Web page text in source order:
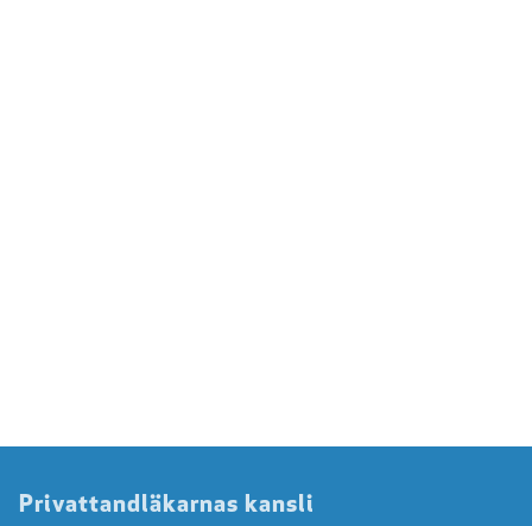
Privattandläkarnas kansli